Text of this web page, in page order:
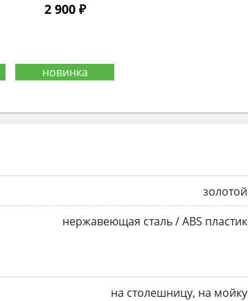
2 900 ₽
золотой
нержавеющая сталь / ABS пластик
на столешницу, на мойку